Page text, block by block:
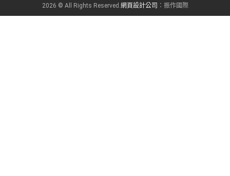
2026 © All Rights Reserved.網頁設計公司 ：振作國際